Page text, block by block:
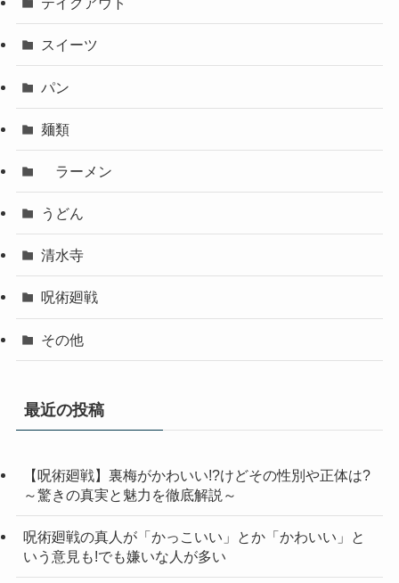
スイーツ
パン
麺類
ラーメン
うどん
清水寺
呪術廻戦
その他
最近の投稿
【呪術廻戦】裏梅がかわいい!?けどその性別や正体は?
～驚きの真実と魅力を徹底解説～
呪術廻戦の真人が「かっこいい」とか「かわいい」と
いう意見も!でも嫌いな人が多い